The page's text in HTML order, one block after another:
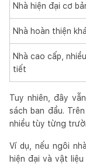
Nhà hiện đại cơ
Nhà hoàn thiện khá
Nhà cao cấp,
tiết
Tuy nhiên, đây
sách ban đầu.
nhiều tùy từng
Ví dụ, nếu ngôi
hiện đại và vật